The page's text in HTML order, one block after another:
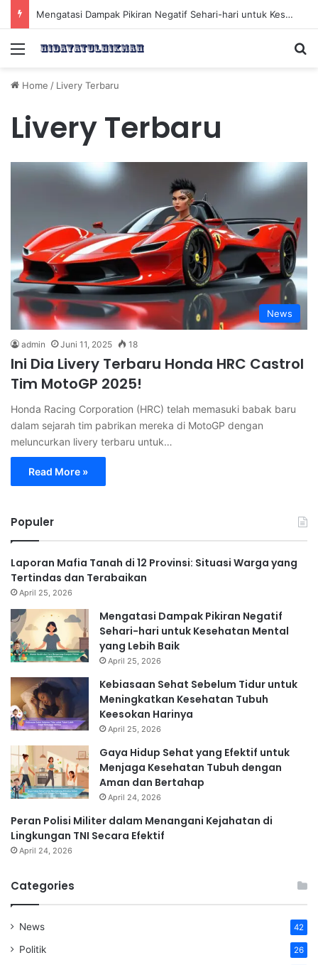
Mengatasi Dampak Pikiran Negatif Sehari-hari untuk Kesehatan Mental yang Lebih Baik
Menu
Home / Livery Terbaru
Livery Terbaru
News
admin Juni 11, 2025 18
Ini Dia Livery Terbaru Honda HRC Castrol
Tim MotoGP 2025!
Honda Racing Corporation (HRC) telah memasuki babak baru
dalam sejarah tim pabrikan mereka di MotoGP dengan
meluncurkan livery terbaru untuk…
Read More »
Populer
Laporan Mafia Tanah di 12 Provinsi: Situasi Warga yang
Tertindas dan Terabaikan
April 25, 2026
Mengatasi Dampak Pikiran Negatif
Sehari-hari untuk Kesehatan Mental
yang Lebih Baik
April 25, 2026
Kebiasaan Sehat Sebelum Tidur untuk
Meningkatkan Kesehatan Tubuh
Keesokan Harinya
April 25, 2026
Gaya Hidup Sehat yang Efektif untuk
Menjaga Kesehatan Tubuh dengan
Aman dan Bertahap
April 24, 2026
Peran Polisi Militer dalam Menangani Kejahatan di
Lingkungan TNI Secara Efektif
April 24, 2026
Categories
News 42
Politik 26